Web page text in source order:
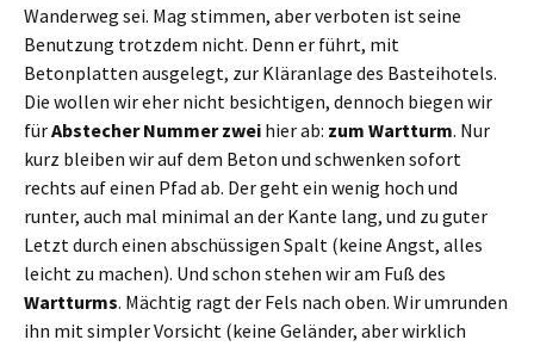
Wanderweg sei. Mag stimmen, aber verboten ist seine
Benutzung trotzdem nicht. Denn er führt, mit
Betonplatten ausgelegt, zur Kläranlage des Basteihotels.
Die wollen wir eher nicht besichtigen, dennoch biegen wir
fürAbstecher Nummer zwei hier ab: zum Wartturm. Nur
kurz bleiben wir auf dem Beton und schwenken sofort
rechts auf einen Pfad ab. Der geht ein wenig hoch und
runter, auch mal minimal an der Kante lang, und zu guter
Letzt durch einen abschüssigen Spalt (keine Angst, alles
leicht zu machen). Und schon stehen wir am Fuß des
Wartturms. Mächtig ragt der Fels nach oben. Wir umrunden
ihn mit simpler Vorsicht (keine Geländer, aber wirklich